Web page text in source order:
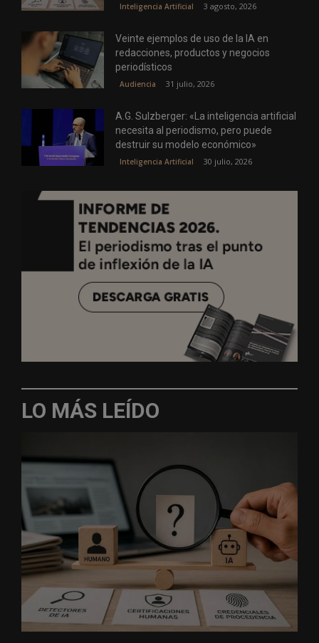
Inteligencia Artificial 3 agosto, 2026
Veinte ejemplos de uso de la IA en
redacciones, productos y negocios
periodísticos
Audiencia 31 julio, 2026
A.G. Sulzberger: «La inteligencia artificial
necesita al periodismo, pero puede
destruir su modelo económico»
Inteligencia Artificial 30 julio, 2026
LO MÁS LEÍDO